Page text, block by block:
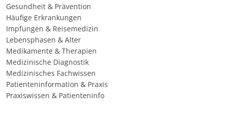
Gesundheit & Prävention
Häufige Erkrankungen
Impfungen & Reisemedizin
Lebensphasen & Alter
Medikamente & Therapien
Medizinische Diagnostik
Medizinisches Fachwissen
Patienteninformation & Praxis
Praxiswissen & Patienteninfo